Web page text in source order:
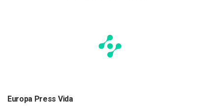
Europa Press Vida